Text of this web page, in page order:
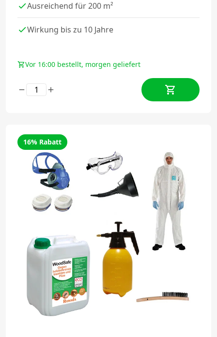
Ausreichend für 200 m²
Wirkung bis zu 10 Jahre
Vor 16:00 bestellt, morgen geliefert
16% Rabatt